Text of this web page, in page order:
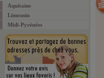
Aquitaine
Limousin
Midi-Pyrénées